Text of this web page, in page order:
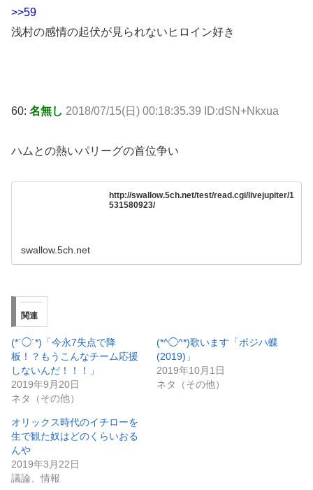
>>59
浅村の感情の起伏が見られないヒロイン好き
60: 名無し 2018/07/15(日) 00:18:35.39 ID:dSN+Nkxua
ハムとの熱いパリーグの首位争い
http://swallow.5ch.net/test/read.cgi/livejupiter/1
531580923/
swallow.5ch.net
関連
(*`◯´*)「今永7失点で降
板！？もうこんなチーム応援
しないんだ！！！」
2019年9月20日
ネタ（その他）
(*^◯^*)歌います「ポジハ蝶
(2019)」
2019年10月1日
ネタ（その他）
オリックス時代のイチローを
生で観た奴はどのくらいおる
んや
2019年3月22日
議論、情報